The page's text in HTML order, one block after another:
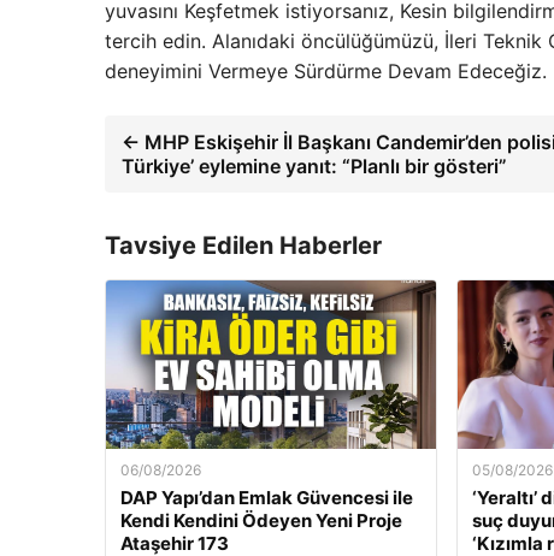
yuvasını Keşfetmek istiyorsanız, Kesin
tercih edin. Alanıdaki öncülüğümüzü, İleri
deneyimini Vermeye Sürdürme Devam Edeceğiz.
← MHP Eskişehir İl Başkanı Candemir’den
Türkiye’ eylemine yanıt: “Planlı bir gösteri”
Tavsiye Edilen Haberler
06/08/2026
DAP Yapı’dan Emlak Güvencesi ile
Kendi Kendini Ödeyen Yeni Proje
Ataşehir 173
05/08/2026
suç